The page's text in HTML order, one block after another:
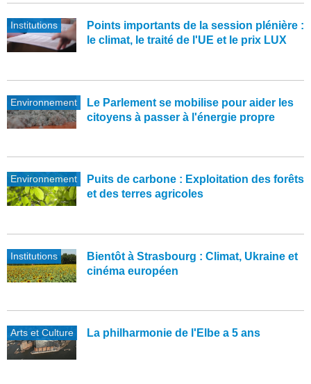
Institutions
Points importants de la session plénière :
le climat, le traité de l'UE et le prix LUX
Environnement
Le Parlement se mobilise pour aider les
citoyens à passer à l'énergie propre
Environnement
Puits de carbone : Exploitation des forêts
et des terres agricoles
Institutions
Bientôt à Strasbourg : Climat, Ukraine et
cinéma européen
Arts et Culture La philharmonie de l'Elbe a 5 ans